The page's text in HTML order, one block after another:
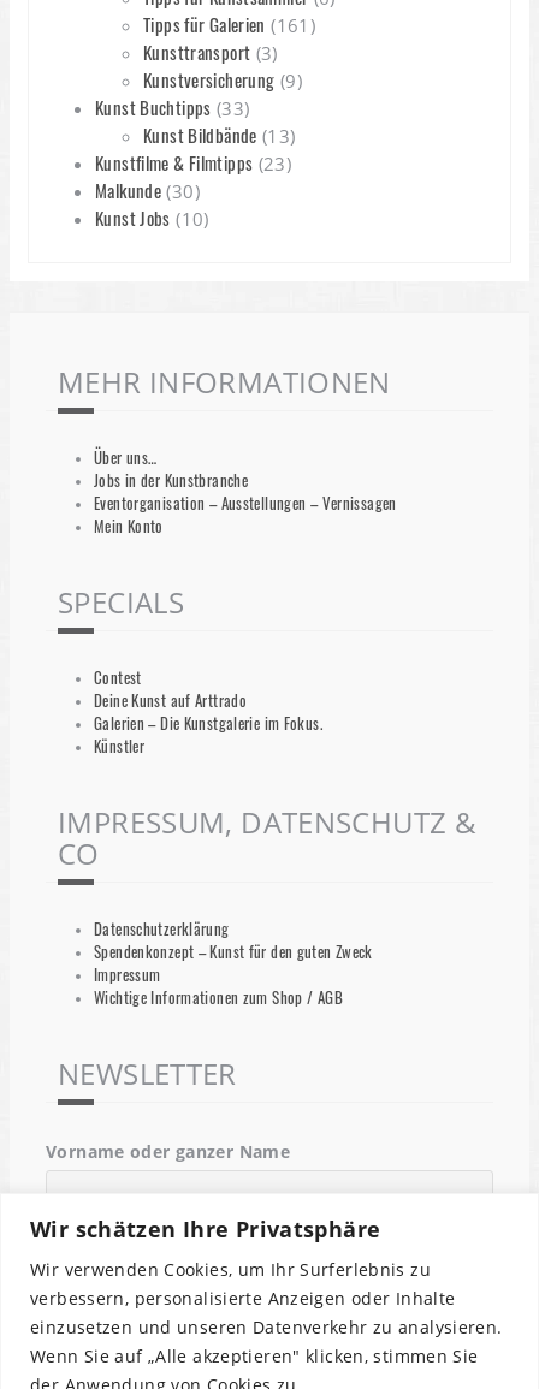
Wir schätzen Ihre Privatsphäre
Wir verwenden Cookies, um Ihr Surferlebnis zu
verbessern, personalisierte Anzeigen oder Inhalte
einzusetzen und unseren Datenverkehr zu analysieren.
Wenn Sie auf „Alle akzeptieren" klicken, stimmen Sie
der Anwendung von Cookies zu.
Tipps für Galerien (161)
Kunsttransport (3)
Kunstversicherung (9)
Kunst Buchtipps (33)
Kunst Bildbände (13)
Kunstfilme & Filmtipps (23)
Malkunde (30)
Kunst Jobs (10)
MEHR INFORMATIONEN
Über uns…
Jobs in der Kunstbranche
Eventorganisation – Ausstellungen – Vernissagen
Mein Konto
SPECIALS
Contest
Deine Kunst auf Arttrado
Galerien – Die Kunstgalerie im Fokus.
Künstler
IMPRESSUM, DATENSCHUTZ &
CO
Datenschutzerklärung
Spendenkonzept – Kunst für den guten Zweck
Impressum
Wichtige Informationen zum Shop / AGB
NEWSLETTER
Vorname oder ganzer Name
Email
Indem Du fortfährst, akzeptierst Du unsere
Datenschutzerklärung.